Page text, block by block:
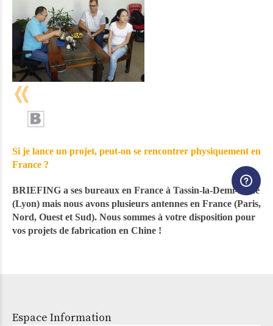
Si je lance un projet, peut-on se rencontrer physiquement en
France ?
BRIEFING a ses bureaux en France à Tassin-la-Demi-Lune
(Lyon) mais nous avons plusieurs antennes en France (Paris,
Nord, Ouest et Sud). Nous sommes à votre disposition pour
vos projets de fabrication en Chine !
Espace Information